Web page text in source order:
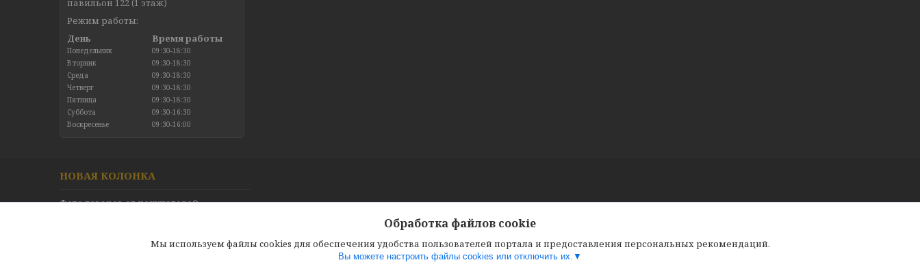
павильон 122 (1 этаж)
Режим работы:
День
Время работы
Понедельник
09:30-18:30
Вторник
09:30-18:30
Среда
09:30-18:30
Четверг
09:30-18:30
Пятница
09:30-18:30
Суббота
09:30-16:30
Воскресенье
09:30-16:00
НОВАЯ КОЛОНКА
Фото товаров от покупателей
Обработка файлов cookie
Мы используем файлы cookies для обеспечения удобства пользователей портала и предоставления персональных рекомендаций.
Вы можете настроить файлы cookies или отключить их.